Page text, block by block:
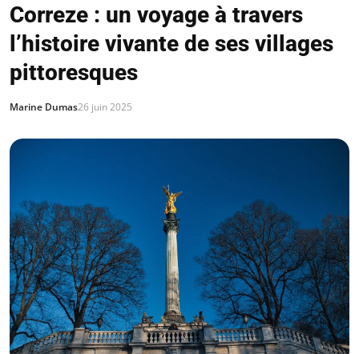
Correze : un voyage à travers
l’histoire vivante de ses villages
pittoresques
Marine Dumas26 juin 2025